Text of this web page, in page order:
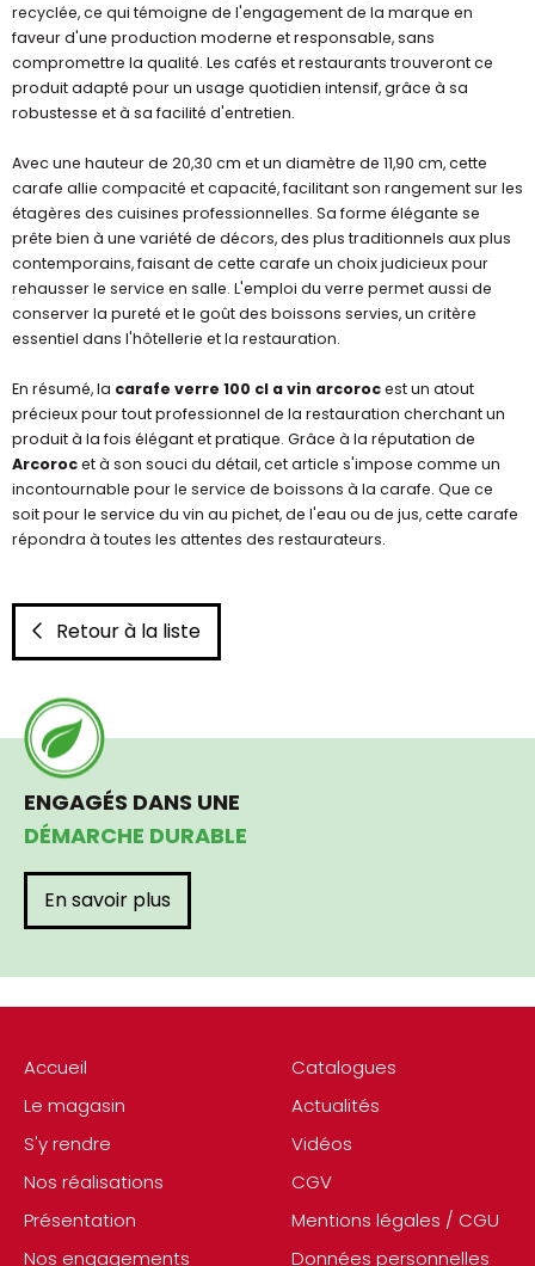
recyclée, ce qui témoigne de l'engagement de la marque en
faveur d'une production moderne et responsable, sans
compromettre la qualité. Les cafés et restaurants trouveront ce
produit adapté pour un usage quotidien intensif, grâce à sa
robustesse et à sa facilité d'entretien.
Avec une hauteur de 20,30 cm et un diamètre de 11,90 cm, cette
carafe allie compacité et capacité, facilitant son rangement sur les
étagères des cuisines professionnelles. Sa forme élégante se
prête bien à une variété de décors, des plus traditionnels aux plus
contemporains, faisant de cette carafe un choix judicieux pour
rehausser le service en salle. L'emploi du verre permet aussi de
conserver la pureté et le goût des boissons servies, un critère
essentiel dans l'hôtellerie et la restauration.
En résumé, la carafe verre 100 cl a vin arcorocest un atout
précieux pour tout professionnel de la restauration cherchant un
produit à la fois élégant et pratique. Grâce à la réputation de
Arcorocet à son souci du détail, cet article s'impose comme un
incontournable pour le service de boissons à la carafe. Que ce
soit pour le service du vin au pichet, de l'eau ou de jus, cette carafe
répondra à toutes les attentes des restaurateurs.
Retour à la liste
Accueil
Le magasin
S'y rendre
Nos réalisations
Présentation
Nos engagements
Catalogues
Actualités
Vidéos
CGV
Mentions légales / CGU
Données personnelles
ENGAGÉS DANS UNE
DÉMARCHE DURABLE
En savoir plus